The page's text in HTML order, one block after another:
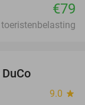
€79
9.0 star